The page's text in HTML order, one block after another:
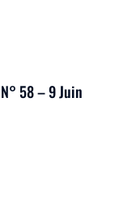
58 – 9 Juin